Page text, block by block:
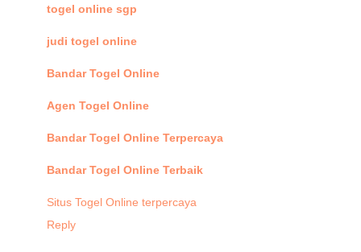
togel online sgp
judi togel online
Bandar Togel Online
Agen Togel Online
Bandar Togel Online Terpercaya
Bandar Togel Online Terbaik
Situs Togel Online terpercaya
Reply